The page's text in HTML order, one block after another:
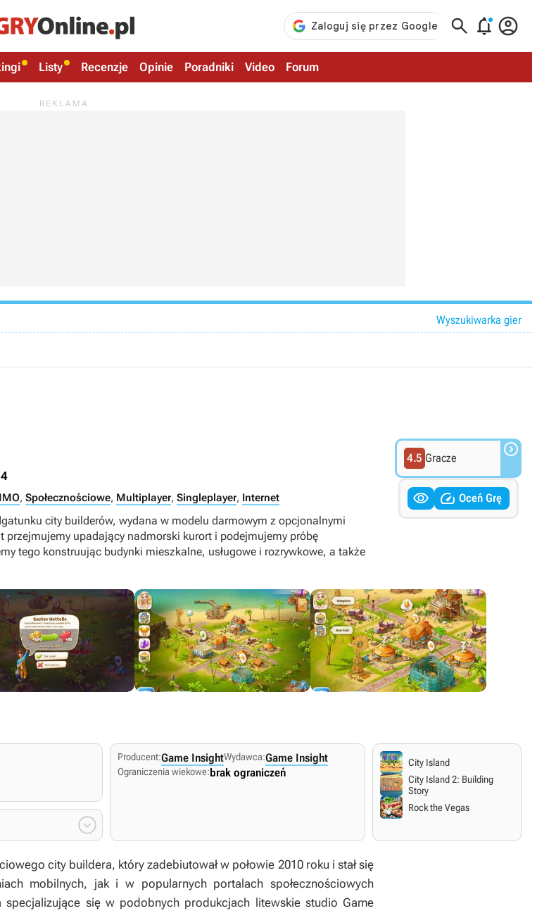
  
Listy Recenzje Opinie Poradniki Video Forum
Wyszukiwarka gier
, Społecznościowe, Multiplayer, Singleplayer, Internet
city builderów, wydana w modelu darmowym z opcjonalnymi
przejmujemy upadający nadmorski kurort i podejmujemy próbę
tego konstruując budynki mieszkalne, usługowe i rozrywkowe, a także
4.5 Gracze 
  Oceń Grę

Producent:Game InsightWydawca:Game Insight
Ograniczenia wiekowe:brak ograniczeń
City Island
City Island 2: Building
Story
Rock the Vegas
city buildera, który zadebiutował w połowie 2010 roku i stał się
mobilnych, jak i w popularnych portalach społecznościowych
się w podobnych produkcjach litewskie studio Game